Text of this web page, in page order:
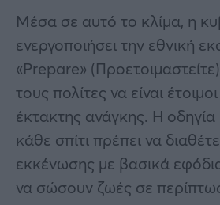
Μέσα σε αυτό το κλίμα, η
ενεργοποιήσει την εθνική
«Prepare»
τους πολίτες να είναι
έκτακτης ανάγκης. Η οδηγία
κάθε σπίτι πρέπει να
εκκένωσης με βασικά
να σώσουν ζωές σε